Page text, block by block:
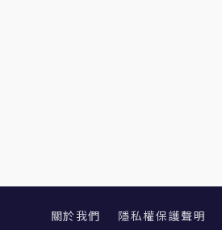
關於我們 隱私權保護聲明